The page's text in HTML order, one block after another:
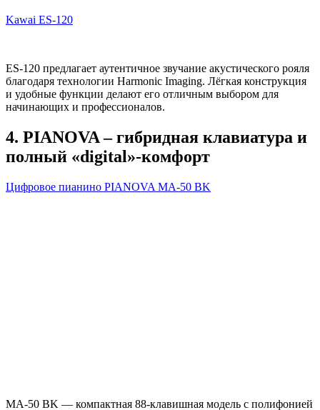
Kawai ES-120
ES-120 предлагает аутентичное звучание акустического рояля
благодаря технологии Harmonic Imaging. Лёгкая конструкция
и удобные функции делают его отличным выбором для
начинающих и профессионалов.
4. PIANOVA – гибридная клавиатура и
полный «digital»-комфорт
Цифровое пианино PIANOVA MA-50 BK
MA-50 BK — компактная 88-клавишная модель с полифонией